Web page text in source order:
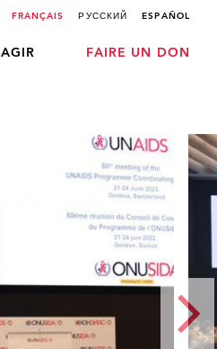
FRANÇAIS РУССКИЙ ESPAÑOL
AGIR FAIRE UN DON